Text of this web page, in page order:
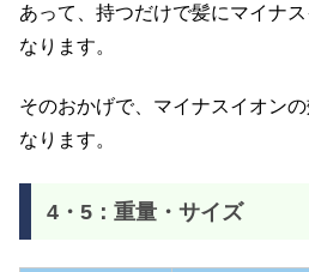
あって、持つだけで髪にマイナ
なります。
そのおかげで、マイナスイオン
なります。
4・5：重量・サイズ